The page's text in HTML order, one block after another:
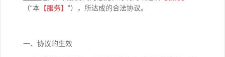
（“本 【服务】 ”），所达成的合法协议。
一、协议的生效